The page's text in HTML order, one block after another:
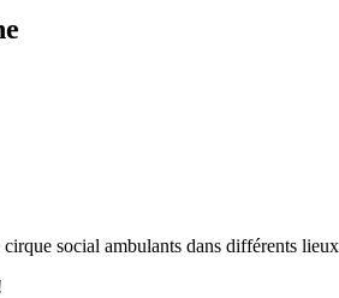
social ambulants dans différents